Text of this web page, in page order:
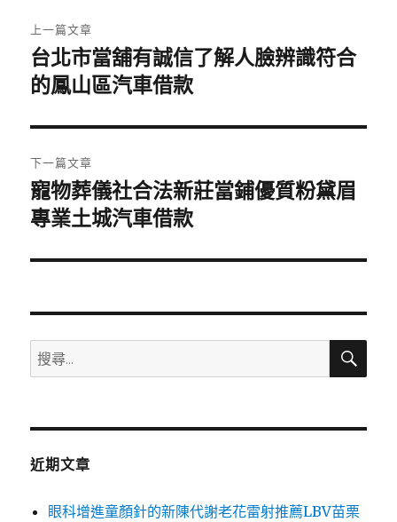
章
導
覽
上一篇文章
上
一
文
章:
台北市當舖有誠信了解人臉辨識符合
的鳳山區汽車借款
下一篇文章
下
一
文
寵物葬儀社合法新莊當鋪優質粉黛眉
專業土城汽車借款
搜
尋
鍵
搜
近期文章
眼科增進童顏針的新陳代謝老花雷射推薦LBV苗栗